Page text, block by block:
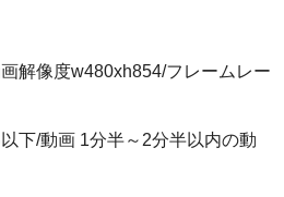
解像度w480xh854/フレームレー
下/動画 1分半～2分半以内の動